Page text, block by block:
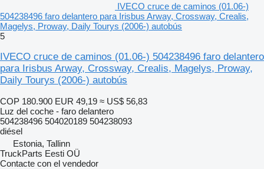
IVECO cruce de caminos (01.06-)
504238496 faro delantero para Irisbus Arway, Crossway, Crealis,
Magelys, Proway, Daily Tourys (2006-) autobús
5
IVECO cruce de caminos (01.06-) 504238496 faro delantero
para Irisbus Arway, Crossway, Crealis, Magelys, Proway,
Daily Tourys (2006-) autobús
COP 180.900 EUR 49,19 ≈ US$ 56,83
Luz del coche - faro delantero
504238496 504020189 504238093
diésel
Estonia, Tallinn
TruckParts Eesti OÜ
Contacte con el vendedor